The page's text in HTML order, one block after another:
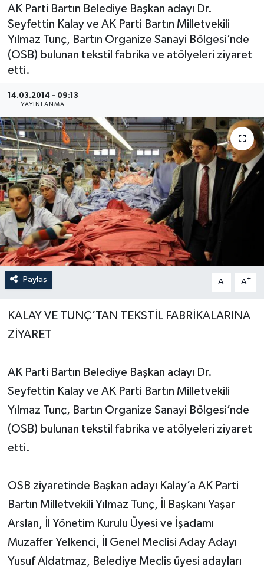
AK Parti Bartın Belediye Başkan adayı Dr.
Seyfettin Kalay ve AK Parti Bartın Milletvekili
Yılmaz Tunç, Bartın Organize Sanayi Bölgesi’nde
(OSB) bulunan tekstil fabrika ve atölyeleri ziyaret
etti.
14.03.2014 - 09:13
YAYINLANMA
Paylaş A- A+
KALAY VE TUNÇ’TAN TEKSTİL FABRİKALARINA
ZİYARET
AK Parti Bartın Belediye Başkan adayı Dr.
Seyfettin Kalay ve AK Parti Bartın Milletvekili
Yılmaz Tunç, Bartın Organize Sanayi Bölgesi’nde
(OSB) bulunan tekstil fabrika ve atölyeleri ziyaret
etti.
OSB ziyaretinde Başkan adayı Kalay’a AK Parti
Bartın Milletvekili Yılmaz Tunç, İl Başkanı Yaşar
Arslan, İl Yönetim Kurulu Üyesi ve İşadamı
Muzaffer Yelkenci, İl Genel Meclisi Aday Adayı
Yusuf Aldatmaz, Belediye Meclis üyesi adayları
Medya
Sağlık
Siyaset
Spor
Tarım
Turizm
Yaşam
Yerel Yönetimler
DÜNYA